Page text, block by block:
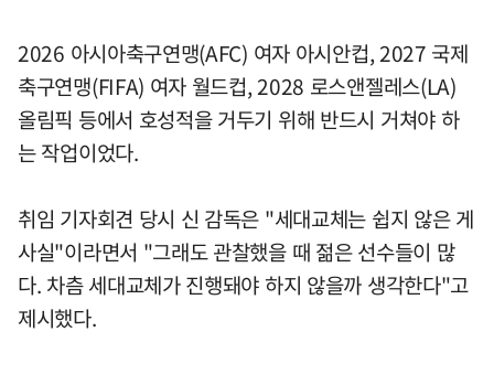
2026 아시아축구연맹(AFC) 여자 아시안컵, 2027 국제
축구연맹(FIFA) 여자 월드컵, 2028 로스앤젤레스(LA)
올림픽 등에서 호성적을 거두기 위해 반드시 거쳐야 하
는 작업이었다.
취임 기자회견 당시 신 감독은 "세대교체는 쉽지 않은 게
사실"이라면서 "그래도 관찰했을 때 젊은 선수들이 많
다. 차츰 세대교체가 진행돼야 하지 않을까 생각한다"고
제시했다.